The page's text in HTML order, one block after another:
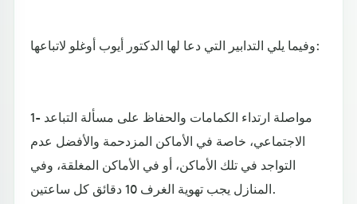
وفيما يلي التدابير التي دعا لها الدكتور أيوب أوغلو لاتباعها:
1- مواصلة ارتداء الكمامات والحفاظ على مسألة التباعد
الاجتماعي، خاصة في الأماكن المزدحمة والأفضل عدم
التواجد في تلك الأماكن، أو في الأماكن المغلقة، وفي
المنازل يجب تهوية الغرف 10 دقائق كل ساعتين.